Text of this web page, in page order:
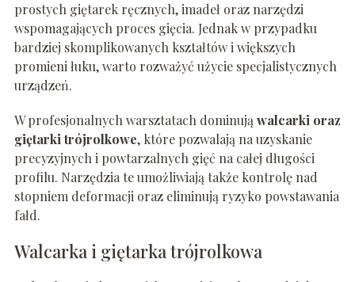
prostych giętarek ręcznych, imadeł oraz narzędzi
wspomagających proces gięcia. Jednak w przypadku
bardziej skomplikowanych kształtów i większych
promieni łuku, warto rozważyć użycie specjalistycznych
urządzeń.
W profesjonalnych warsztatach dominująwalcarki oraz
giętarki trójrolkowe, które pozwalają na uzyskanie
precyzyjnych i powtarzalnych gięć na całej długości
profilu. Narzędzia te umożliwiają także kontrolę nad
stopniem deformacji oraz eliminują ryzyko powstawania
fałd.
Walcarka i giętarka trójrolkowa